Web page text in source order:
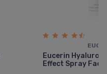
Eucerin Hyaluron
Effect Spray